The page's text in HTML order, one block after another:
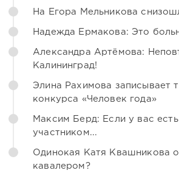
На Егора Мельникова
Надежда Ермакова: Это
Александра Артёмова:
Калининград!
Элина Рахимова записывает
конкурса «Человек года»
Максим Берд: Если у вас
участником...
Одинокая Катя Квашникова
кавалером?